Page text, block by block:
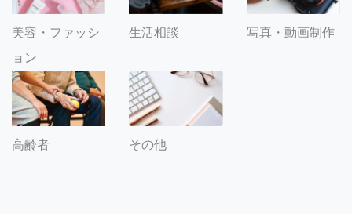
美容・ファッシ
ョン
生活相談 写真・動画制作
高齢者 その他